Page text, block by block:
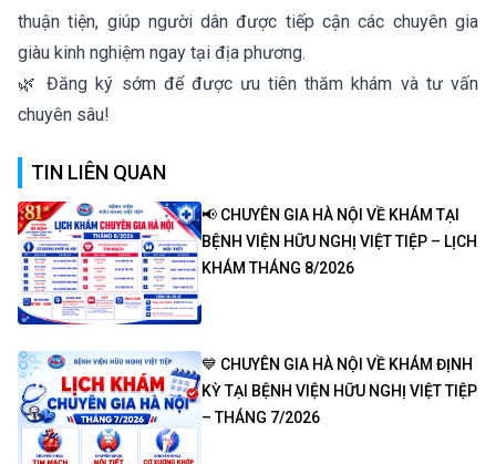
thuận tiện, giúp người dân được tiếp cận các chuyên gia
giàu kinh nghiệm ngay tại địa phương.
🌿 Đăng ký sớm để được ưu tiên thăm khám và tư vấn
chuyên sâu!
TIN LIÊN QUAN
📢 CHUYÊN GIA HÀ NỘI VỀ KHÁM TẠI
BỆNH VIỆN HỮU NGHỊ VIỆT TIỆP – LỊCH
KHÁM THÁNG 8/2026
💙 CHUYÊN GIA HÀ NỘI VỀ KHÁM ĐỊNH
KỲ TẠI BỆNH VIỆN HỮU NGHỊ VIỆT TIỆP
– THÁNG 7/2026